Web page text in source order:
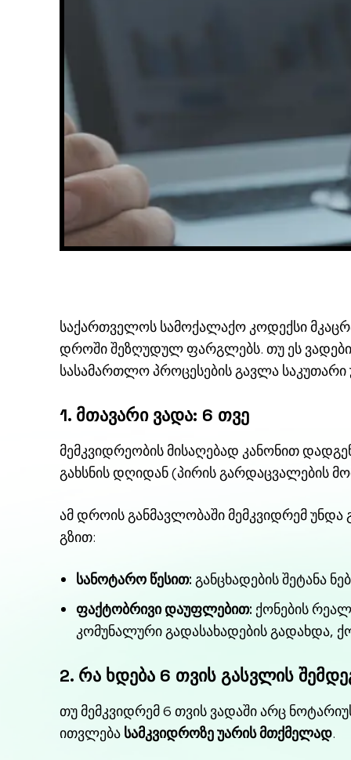
საქართველოს სამოქალაქო კოდექსი
დროში შეზღუდულ ფარგლებს. თუ ეს
სასამართლო პროცესების გავლა
1. მთავარი ვადა: 6 თვე
მემკვიდრეობის მისაღებად კანონით
გახსნის დღიდან (პირის გარდაცვალების
ამ დროის განმავლობაში მემკვიდრემ
გზით:
სანოტარო წესით: განცხადების შეტანა
ფაქტობრივი დაუფლებით: ქონების
კომუნალური გადასახადების გადახდა,
2. რა ხდება 6 თვის გასვლის
თუ მემკვიდრემ 6 თვის ვადაში არც
ითვლება სამკვიდროზე უარის მთქმელად.